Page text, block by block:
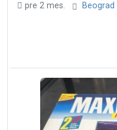
pre 2 mes. Beograd